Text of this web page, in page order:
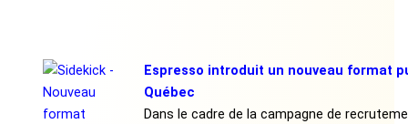
Espresso introduit un nouveau format
Québec
Dans le cadre de la campagne de